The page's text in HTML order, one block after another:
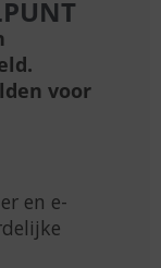
voor
en e-